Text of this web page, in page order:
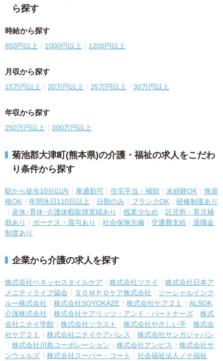
ら探す
時給から探す
850円以上 1000円以上 1200円以上
月収から探す
15万円以上 20万円以上 25万円以上 30万円以上
年収から探す
250万円以上 300万円以上
菊池郡大津町(熊本県)の介護・福祉の求人をこだわ
り条件から探す
駅から徒歩10分以内 車通勤可 住宅手当・補助 未経験OK
無資
格OK
年間休日110日以上 日勤のみ ブランクOK
研修制度あり
産休･育休･介護休暇取得実績あり
残業少なめ
託児所・育児補
助あり
ボーナス・賞与あり 社会保険完備 交通費支給
退職金
制度あり
企業から介護の求人を探す
株式会社ベネッセスタイルケア 株式会社ツクイ
株式会社日本ア
メニティライフ協会
ＳＯＭＰＯケア株式会社
ソーシャルインク
ルー株式会社
株式会社SOYOKAZE 株式会社ケア２１
ALSOK
介護株式会社
株式会社ケアリッツ・アンド・パートナーズ
株式
会社ニチイ学館
株式会社ソラスト 株式会社やさしい手
株式会
社ケア２１
株式会社ニチイケアパレス
株式会社サンガジャパン
株式会社川島コーポレーション
株式会社アンビス
株式会社サ
ンウェルズ
株式会社スーパー・コート
社会福祉法人ノテ福祉